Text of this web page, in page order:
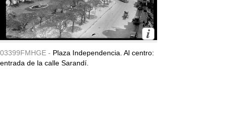
03399FMHGE - Plaza Independencia. Al centro:
entrada de la calle Sarandí.